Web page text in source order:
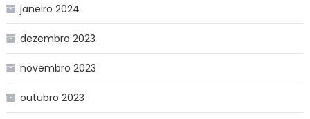
janeiro 2024
dezembro 2023
novembro 2023
outubro 2023